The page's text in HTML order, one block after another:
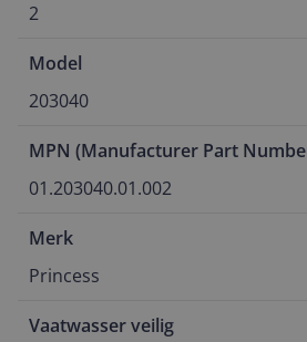
2
Model
203040
MPN (Manufacturer Part
01.203040.01.002
Merk
Princess
Vaatwasser veilig